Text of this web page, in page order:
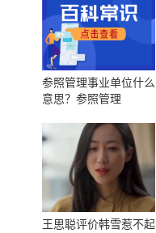
参照管理事业单位什么
意思？参照管理
王思聪评价韩雪惹不起